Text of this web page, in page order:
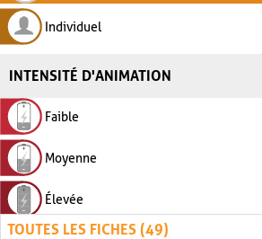
Individuel
INTENSITÉ D'ANIMATION
Faible
Moyenne
Élevée
TOUTES LES FICHES (49)